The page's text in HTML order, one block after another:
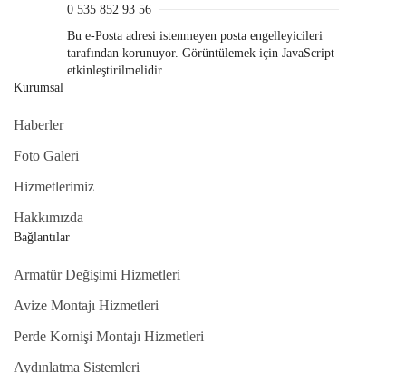
0 535 852 93 56
Bu e-Posta adresi istenmeyen posta engelleyicileri
tarafından korunuyor. Görüntülemek için JavaScript
etkinleştirilmelidir.
Kurumsal
Haberler
Foto Galeri
Hizmetlerimiz
Hakkımızda
Bağlantılar
Armatür Değişimi Hizmetleri
Avize Montajı Hizmetleri
Perde Kornişi Montajı Hizmetleri
Aydınlatma Sistemleri